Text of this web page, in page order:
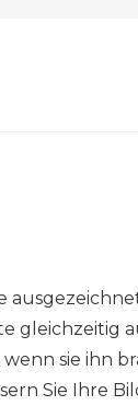
gleichzeitig
sie ihn
Sie Ihre